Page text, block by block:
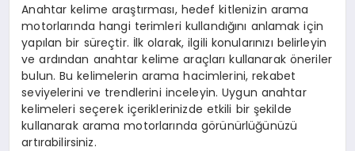
Anahtar kelime araştırması, hedef kitlenizin arama
motorlarında hangi terimleri kullandığını anlamak için
yapılan bir süreçtir. İlk olarak, ilgili konularınızı belirleyin
ve ardından anahtar kelime araçları kullanarak öneriler
bulun. Bu kelimelerin arama hacimlerini, rekabet
seviyelerini ve trendlerini inceleyin. Uygun anahtar
kelimeleri seçerek içeriklerinizde etkili bir şekilde
kullanarak arama motorlarında görünürlüğünüzü
artırabilirsiniz.